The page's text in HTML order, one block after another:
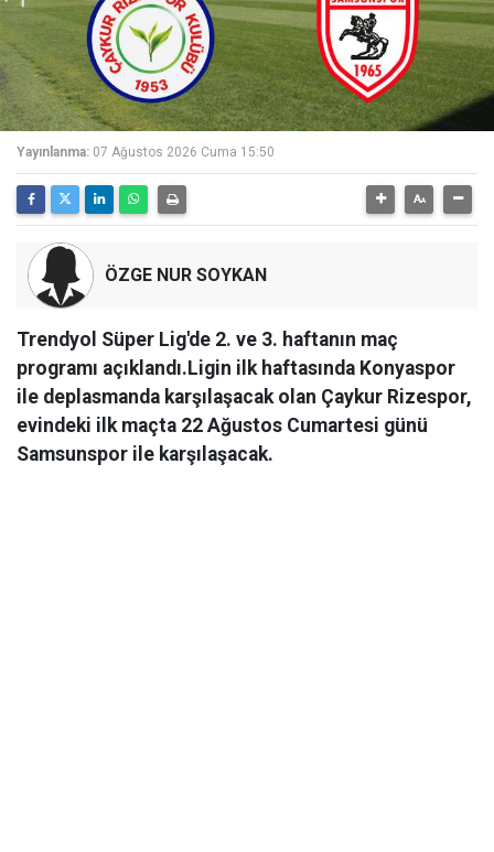
Yayınlanma: 07 Ağustos 2026 Cuma 15:50
ÖZGE NUR SOYKAN
Trendyol Süper Lig'de 2. ve 3. haftanın maç
programı açıklandı.Ligin ilk haftasında Konyaspor
ile deplasmanda karşılaşacak olan Çaykur Rizespor,
evindeki ilk maçta 22 Ağustos Cumartesi günü
Samsunspor ile karşılaşacak.